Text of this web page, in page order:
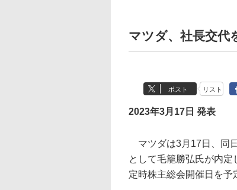
マツダ、社長交代
ポスト リスト
2023年3月17日 発表
マツダは3月17日、同
として毛籠勝弘氏が内
定時株主総会開催日を予